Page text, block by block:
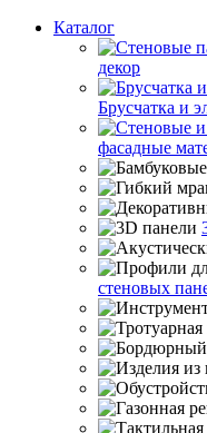
Каталог
декор
Брусчатка и
фасадные
стеновых